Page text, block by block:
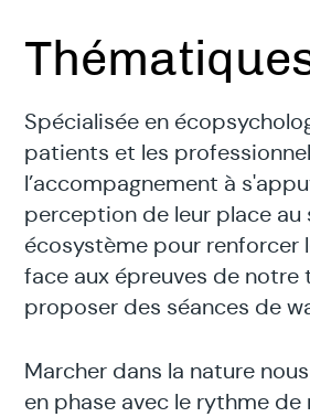
Spécialisée en
patients et les
l’accompagnement à
perception de leur place au
écosystème pour renforcer
face aux épreuves de
proposer des séances de
Marcher dans la nature
en phase avec le rythme de